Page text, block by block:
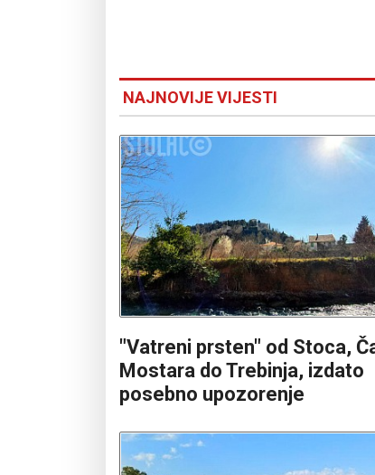
NAJNOVIJE VIJESTI
"Vatreni prsten" od Stoca,
Mostara do Trebinja, izdato
posebno upozorenje